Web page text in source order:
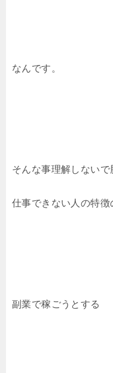
なんです。
そんな事理解しないで
仕事できない人の特徴
副業で稼ごうとする